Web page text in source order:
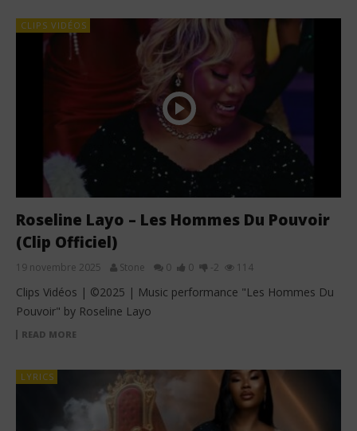
CLIPS VIDÉOS
Roseline Layo – Les Hommes Du Pouvoir
(Clip Officiel)
19 novembre 2025 Stone 0 0 -2 114
Clips Vidéos | ©2025 | Music performance "Les Hommes Du
Pouvoir" by Roseline Layo
READ MORE
LYRICS